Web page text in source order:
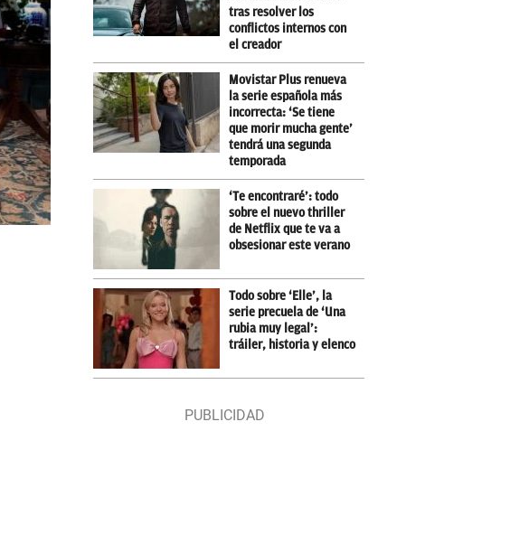
tras resolver los
conflictos internos con
el creador
Movistar Plus renueva
la serie española más
incorrecta: ‘Se tiene
que morir mucha gente’
tendrá una segunda
temporada
‘Te encontraré’: todo
sobre el nuevo thriller
de Netflix que te va a
obsesionar este verano
Todo sobre ‘Elle’, la
serie precuela de ‘Una
rubia muy legal’:
tráiler, historia y elenco